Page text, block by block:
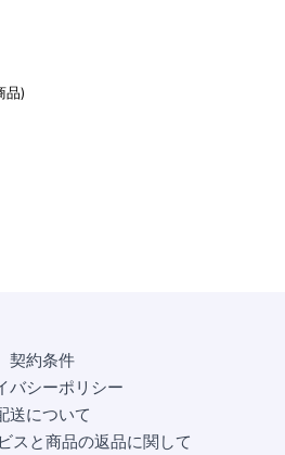
品)
契約条件
バシーポリシー
送について
スと商品の返品に関して